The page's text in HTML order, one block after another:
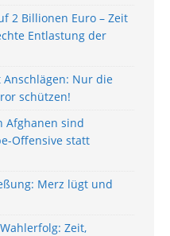
2 Billionen Euro – Zeit
Entlastung der
Nur die
schützen!
Afghanen sind
Offensive statt
Merz lügt und
Zeit,